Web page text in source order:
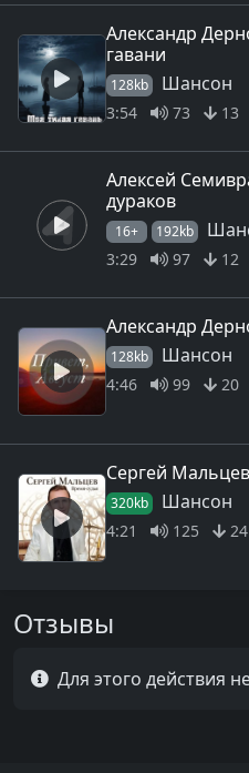
Александр
гавани
128kb Шансон
3:54 73 13
Алексей
дураков
16+ 192kb
3:29 97 12
Александр
128kb Шансон
4:46 99 20
Сергей
320kb Шансон
4:21 125 24
Отзывы
Для этого действия